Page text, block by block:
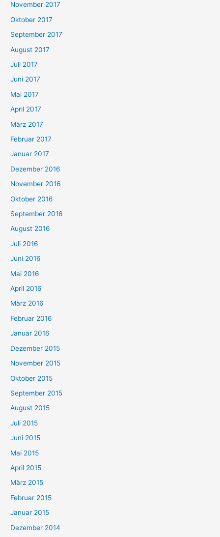
November 2017
Oktober 2017
September 2017
August 2017
Juli 2017
Juni 2017
Mai 2017
April 2017
März 2017
Februar 2017
Januar 2017
Dezember 2016
November 2016
Oktober 2016
September 2016
August 2016
Juli 2016
Juni 2016
Mai 2016
April 2016
März 2016
Februar 2016
Januar 2016
Dezember 2015
November 2015
Oktober 2015
September 2015
August 2015
Juli 2015
Juni 2015
Mai 2015
April 2015
März 2015
Februar 2015
Januar 2015
Dezember 2014